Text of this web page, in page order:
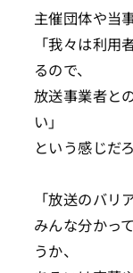
主催団体や当
「我々は利
るので、
放送事業者と
い」
という感じだ
「放送のバ
みんな分かっ
うか、